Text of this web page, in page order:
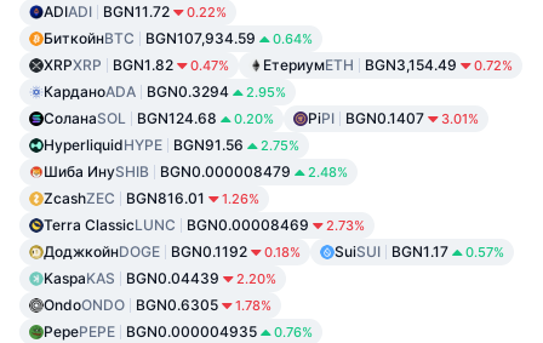
ADIADI BGN11.72 0.22%
БиткойнBTC BGN107,934.59 0.64%
XRPXRP BGN1.82 0.47% ЕтериумETH BGN3,154.49 0.72%
КарданоADA BGN0.3294 2.95%
СоланаSOL BGN124.68 0.20% PiPI BGN0.1407 3.01%
HyperliquidHYPE BGN91.56 2.75%
Шиба ИнуSHIB BGN0.000008479 2.48%
ZcashZEC BGN816.01 1.26%
Terra ClassicLUNC BGN0.00008469 2.73%
ДоджкойнDOGE BGN0.1192 0.18% SuiSUI BGN1.17 0.57%
KaspaKAS BGN0.04439 2.20%
OndoONDO BGN0.6305 1.78%
PepePEPE BGN0.000004935 0.76%